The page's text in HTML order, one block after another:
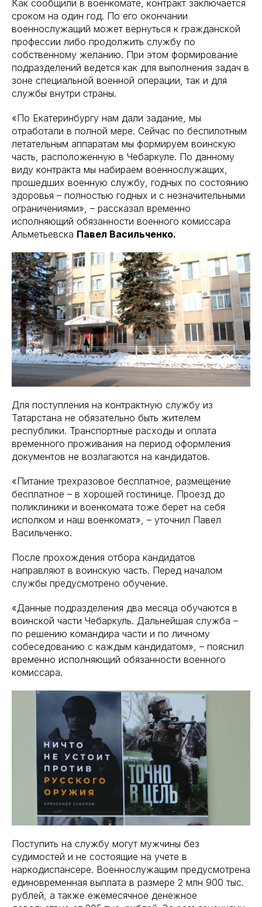
Как сообщили в военкомате, контракт заключается
сроком на один год. По его окончании
военнослужащий может вернуться к гражданской
профессии либо продолжить службу по
собственному желанию. При этом формирование
подразделений ведется как для выполнения задач в
зоне специальной военной операции, так и для
службы внутри страны.
«По Екатеринбургу нам дали задание, мы
отработали в полной мере. Сейчас по беспилотным
летательным аппаратам мы формируем воинскую
часть, расположенную в Чебаркуле. По данному
виду контракта мы набираем военнослужащих,
прошедших военную службу, годных по состоянию
здоровья – полностью годных и с незначительными
ограничениями», – рассказал временно
исполняющий обязанности военного комиссара
Альметьевска Павел Васильченко.
Для поступления на контрактную службу из
Татарстана не обязательно быть жителем
республики. Транспортные расходы и оплата
временного проживания на период оформления
документов не возлагаются на кандидатов.
«Питание трехразовое бесплатное, размещение
бесплатное – в хорошей гостинице. Проезд до
поликлиники и военкомата тоже берет на себя
исполком и наш военкомат», – уточнил Павел
Васильченко.
После прохождения отбора кандидатов
направляют в воинскую часть. Перед началом
службы предусмотрено обучение.
«Данные подразделения два месяца обучаются в
воинской части Чебаркуль. Дальнейшая служба –
по решению командира части и по личному
собеседованию с каждым кандидатом», – пояснил
временно исполняющий обязанности военного
комиссара.
Поступить на службу могут мужчины без
судимостей и не состоящие на учете в
наркодиспансере. Военнослужащим предусмотрена
единовременная выплата в размере 2 млн 900 тыс.
рублей, а также ежемесячное денежное